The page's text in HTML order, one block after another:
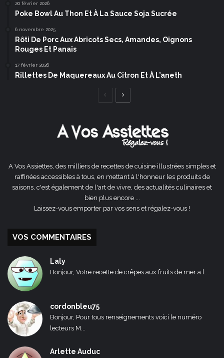
20 février 2026
Poke Bowl Au Thon Et À La Sauce Soja Sucrée
6 novembre 2025
Rôti De Porc Aux Abricots Secs, Amandes, Oignons
Rouges Et Panais
17 février 2026
Rillettes De Maquereaux Au Citron Et À L’aneth
Page
A Vos Assiettes, des milliers de recettes de cuisine illustrées simples et
raffinées accessibles à tous, en mettant à l'honneur les produits de
saisons, c'est également de l'art de vivre, des actualités culinaires et
bien plus encore ...
Laissez-vous emporter par vos sens et régalez-vous !
VOS COMMENTAIRES
Laly
Bonjour, Votre recette de crêpes aux fruits de mer a l...
cordonbleu75
Bonjour, Pour tous renseignements voici le numéro
lecteurs M...
Arlette Auduc